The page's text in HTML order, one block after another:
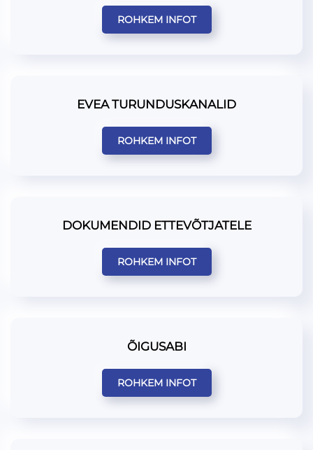
ROHKEM INFOT
EVEA TURUNDUSKANALID
ROHKEM INFOT
DOKUMENDID ETTEVÕTJATELE
ROHKEM INFOT
ÕIGUSABI
ROHKEM INFOT